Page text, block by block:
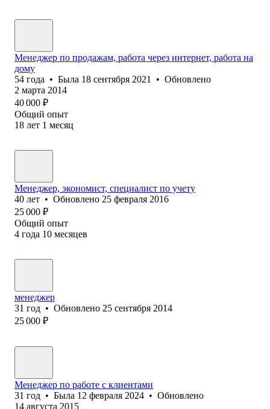
Менеджер по продажам, работа через интернет, работа на
дому
54 года • Была 18 сентября 2021 • Обновлено
2 марта 2014
40 000 ₽
Общий опыт
18 лет 1 месяц
Менеджер, экономист, специалист по учету
40 лет • Обновлено 25 февраля 2016
25 000 ₽
Общий опыт
4 года 10 месяцев
менеджер
31 год • Обновлено 25 сентября 2014
25 000 ₽
Менеджер по работе с клиентами
31 год • Была 12 февраля 2024 • Обновлено
14 августа 2015